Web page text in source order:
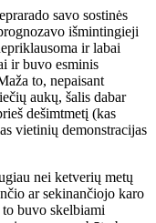
savo sostinės
išmintingieji
ir labai
ir buvo esminis
to, nepaisant
aukų, šalis dabar
dešimtmetį (kas
vietinių demonstracijas
nei ketverių metų
ar sekinančiojo karo
buvo skelbiami